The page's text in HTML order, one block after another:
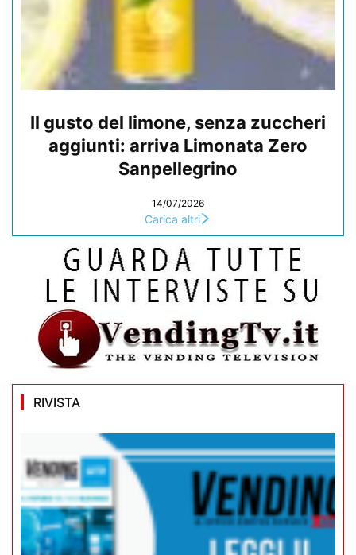
Il gusto del limone, senza zuccheri
aggiunti: arriva Limonata Zero
Sanpellegrino
14/07/2026
Carica altri
RIVISTA